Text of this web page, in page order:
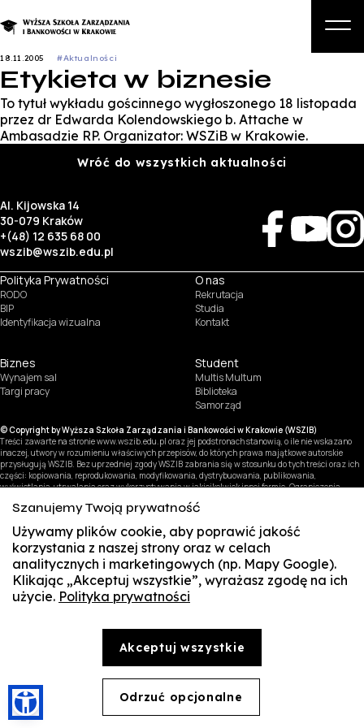
Studia
Studia podyplomowe i kursy
Student
Biznes
Zapisz się na studia
18.11.2005 #Aktualności
Etykieta w biznesie
To tytuł wykładu gościnnego wygłoszonego 18 listopada
przez dr Edwarda Kolendowskiego b. Attache w
Ambasadzie RP. Organizator: WSZiB w Krakowie.
Wróć do wszystkich aktualności
Al. Kijowska 14
30-079 Kraków
+(48) 12 635 68 00
wszib@wszib.edu.pl
Polityka Prywatności
RODO
BIP
Identyfikacja wizualna
O nas
Rekrutacja
Studia
Kontakt
Biznes
Wynajem sal
Targi pracy
Student
Multis Multum
Biblioteka
Samorząd
© Copyright by Wyższa Szkoła Zarządzania i Bankowości w Krakowie (WSZIB)
Treści zawarte na stronie www.wszib.edu.pl oraz jej podstronach stanowią, o ile nie wskazano
inaczej, utwory w rozumieniu właściwych przepisów, do których prawa majątkowe autorskie
przysługują WSZIB. Bez uprzedniej zgody WSZIB zabrania się w stosunku do tych treści oraz ich
części: kopiowania, reprodukowania, modyfikowania, dystrybuowania, publikowania,
wyświetlania, utrwalania oraz wykorzystywania w jakiejkolwiek innej formie. Ograniczenia
Szanujemy Twoją prywatność
Używamy plików cookie, aby poprawić jakość
korzystania z naszej strony oraz w celach
analitycznych i marketingowych (np. Mapy Google).
Klikając „Akceptuj wszystkie”, wyrażasz zgodę na ich
użycie. Polityka prywatności
Akceptuj wszystkie
Odrzuć opcjonalne